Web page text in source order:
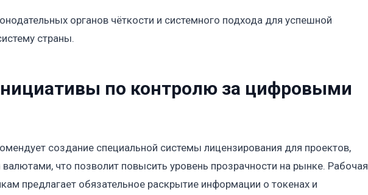
органов чёткости и системного подхода для успешной
страны.
по контролю за цифровыми
создание специальной системы лицензирования для проектов,
что позволит повысить уровень прозрачности на рынке. Рабочая
предлагает обязательное раскрытие информации о токенах и